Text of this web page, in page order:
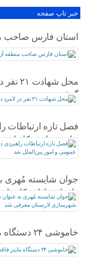
خبر تاپ صفحه
استان فارس صاحب
محل
گرفت
فصل تازه ارتباطات
حاجی‌دولو سکاندار
شد
جوان شایسته مُهری
راهداری اداره کل
شد
خاموشی ۲۴ دستگاه ماینر فاقد مجوز در لامرد